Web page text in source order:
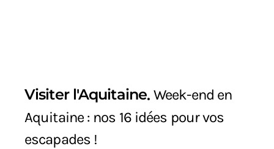
Visiter l'Aquitaine Week-end en
Aquitaine : nos 16 idées pour vos
escapades !